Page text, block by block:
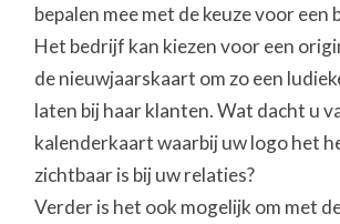
bepalen mee met de keuze voor een
Het bedrijf kan kiezen voor een
de nieuwjaarskaart om zo een
laten bij haar klanten. Wat dacht u
kalenderkaart waarbij uw logo het
zichtbaar is bij uw relaties?
Verder is het ook mogelijk om met